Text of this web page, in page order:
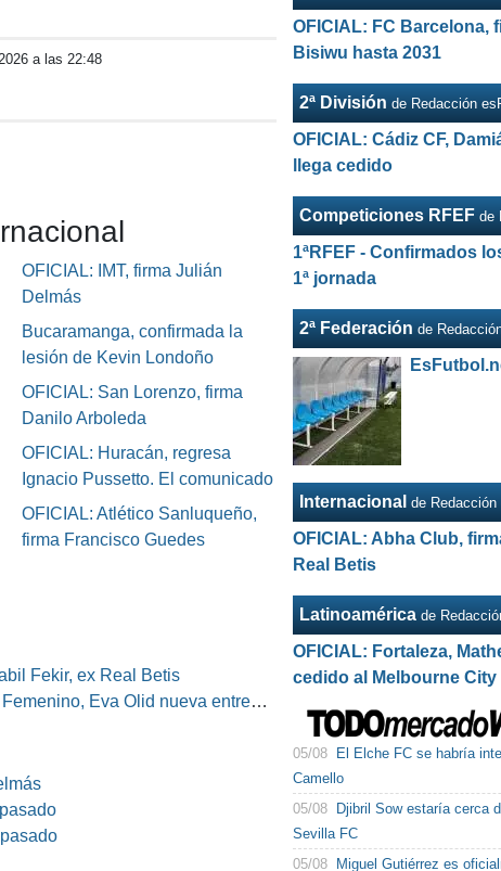
a las 22:48
OFICIAL: IMT, firma Julián
Delmás
Bucaramanga, confirmada la
lesión de Kevin Londoño
OFICIAL: San Lorenzo, firma
Danilo Arboleda
OFICIAL: Huracán, regresa
Ignacio Pussetto. El comunicado
OFICIAL: Atlético Sanluqueño,
firma Francisco Guedes
Fekir, ex Real Betis
Eva Olid nueva entrenadora
OFICIAL: FC Barcelona,
Bisiwu hasta 2031
2ª División de Redacción
OFICIAL: Cádiz CF,
llega cedido
Competiciones RFEF de
1ªRFEF - Confirmados
1ª jornada
2ª Federación de
Internacional de Redacción
OFICIAL: Abha Club,
Real Betis
Latinoamérica de
OFICIAL: Fortaleza,
cedido al Melbourne City
05/08
El Elche FC se habría
Camello
05/08
Djibril Sow estaría cerca
Sevilla FC
05/08
Miguel Gutiérrez es